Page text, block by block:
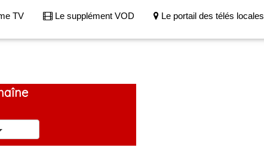
TV Le supplément VOD Le portail des télés locales